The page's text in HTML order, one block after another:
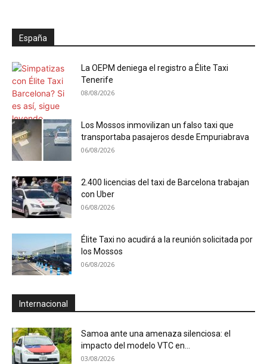
España
La OEPM deniega el registro a Élite Taxi
Tenerife
08/08/2026
Los Mossos inmovilizan un falso taxi que
transportaba pasajeros desde Empuriabrava
06/08/2026
2.400 licencias del taxi de Barcelona trabajan
con Uber
06/08/2026
Élite Taxi no acudirá a la reunión solicitada por
los Mossos
06/08/2026
Internacional
Samoa ante una amenaza silenciosa: el
impacto del modelo VTC en...
03/08/2026